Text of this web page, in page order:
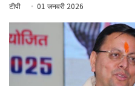
टीपी 01 जनवरी 2026